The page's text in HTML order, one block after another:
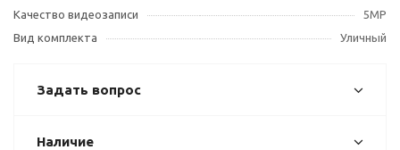
Качество видеозаписи
5MP
Вид комплекта
Уличный
Задать вопрос
Наличие